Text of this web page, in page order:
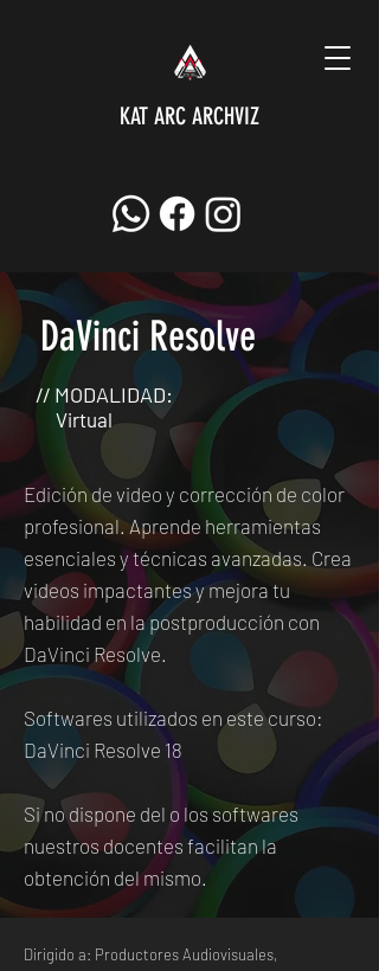
KAT ARC ARCHVIZ
DaVinci Resolve
Virtual
// MODALIDAD:
Edición de video y corrección de color
profesional. Aprende herramientas
esenciales y técnicas avanzadas. Crea
videos impactantes y mejora tu
habilidad en la postproducción con
DaVinci Resolve.
Softwares utilizados en este curso:
DaVinci Resolve 18
Si no dispone del o los softwares
nuestros docentes facilitan la
obtención del mismo.
Dirigido a: Productores Audiovisuales,